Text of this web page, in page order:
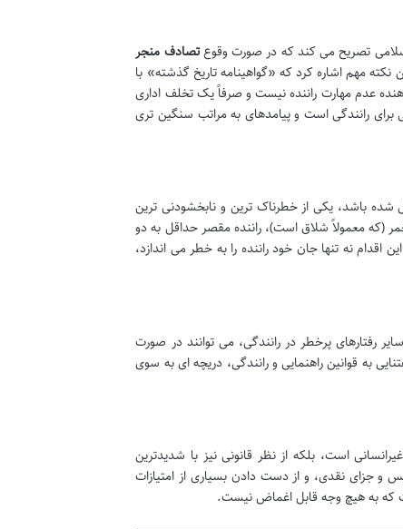
تصادف منجر
نکته مهم اشاره کرد که «گواهینامه تاریخ گذشته» با
عدم مهارت راننده نیست و صرفاً یک تخلف اداری
رانندگی است و پیامدهای به مراتب سنگین تری
شده باشد، یکی از خطرناک ترین و نابخشودنی ترین
(که معمولاً شلاق است)، راننده مقصر حداقل به دو
نه تنها جان خود راننده را به خطر می اندازد،
رفتارهای پرخطر در رانندگی، می توانند در صورت
به قوانین راهنمایی و رانندگی، دریچه ای به سوی
است، بلکه از نظر قانونی نیز با شدیدترین
و جزای نقدی، و از دست دادن بسیاری از امتیازات
که به هیچ وجه قابل اغماض نیست.